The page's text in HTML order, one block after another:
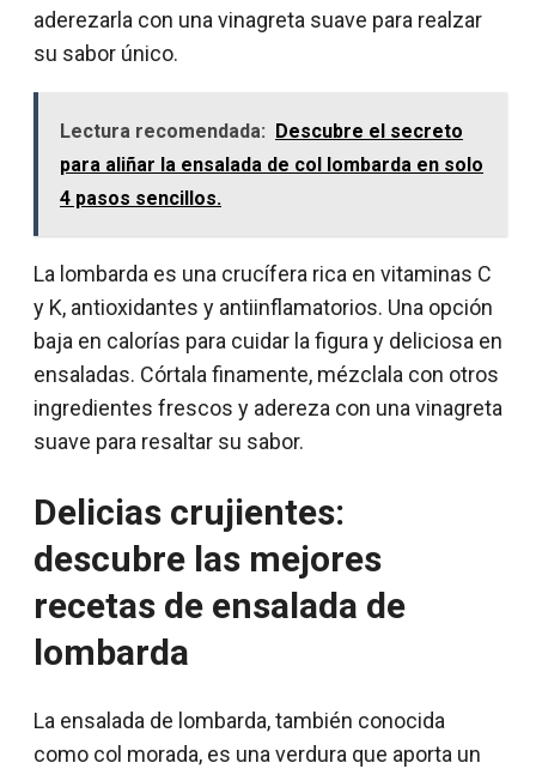
aderezarla con una vinagreta suave para realzar
su sabor único.
Lectura recomendada: Descubre el secreto
para aliñar la ensalada de col lombarda en solo
4 pasos sencillos.
La lombarda es una crucífera rica en vitaminas C
y K, antioxidantes y antiinflamatorios. Una opción
baja en calorías para cuidar la figura y deliciosa en
ensaladas. Córtala finamente, mézclala con otros
ingredientes frescos y adereza con una vinagreta
suave para resaltar su sabor.
Delicias crujientes:
descubre las mejores
recetas de ensalada de
lombarda
La ensalada de lombarda, también conocida
como col morada, es una verdura que aporta un